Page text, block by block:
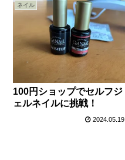
ネイル
100円ショップでセルフジ
ェルネイルに挑戦！
2024.05.19